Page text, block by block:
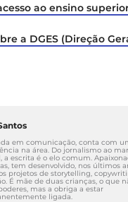
11/2020ao ensino
a DGES (Direção
em comunicação, conta com
na área. Do jornalismo ao
a escrita é o elo comum.
tem desenvolvido, nos últimos
projetos de storytelling,
É mãe de duas crianças, o que
mas a obriga a estar
ligada.